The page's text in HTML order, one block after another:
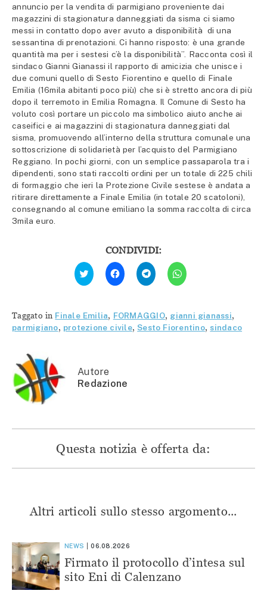
annuncio per la vendita di parmigiano proveniente dai
magazzini di stagionatura danneggiati da sisma ci siamo
messi in contatto dopo aver avuto a disponibilità di una
sessantina di prenotazioni. Ci hanno risposto: è una grande
quantità ma per i sestesi c’è la disponibilità”. Racconta così il
sindaco Gianni Gianassi il rapporto di amicizia che unisce i
due comuni quello di Sesto Fiorentino e quello di Finale
Emilia (16mila abitanti poco più) che si è stretto ancora di più
dopo il terremoto in Emilia Romagna. Il Comune di Sesto ha
voluto così portare un piccolo ma simbolico aiuto anche ai
caseifici e ai magazzini di stagionatura danneggiati dal
sisma, promuovendo all’interno della struttura comunale una
sottoscrizione di solidarietà per l’acquisto del Parmigiano
Reggiano. In pochi giorni, con un semplice passaparola tra i
dipendenti, sono stati raccolti ordini per un totale di 225 chili
di formaggio che ieri la Protezione Civile sestese è andata a
ritirare direttamente a Finale Emilia (in totale 20 scatoloni),
consegnando al comune emiliano la somma raccolta di circa
3mila euro.
CONDIVIDI:
Fai
clic
qui
Twitter
(Si
apre
in
Fai
clic
per
condividere
(Si
apre
in
una
Fai
clic
per
condividere
(Si
apre
in
una
Fai
clic
per
(Si
apre
in
una
Taggato in Finale Emilia, FORMAGGIO, gianni gianassi,
parmigiano, protezione civile,Sesto Fiorentino, sindaco
Autore
Redazione
Questa notizia è offerta da:
Altri articoli sullo stesso argomento...
NEWS 06.08.2026
Firmato il protocollo d’intesa sul
sito Eni di Calenzano